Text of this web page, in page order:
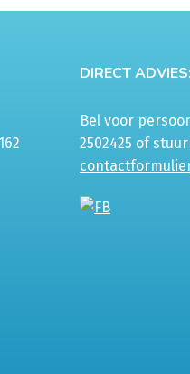
DIRECT ADVIES:
Bel voor
2502425 of